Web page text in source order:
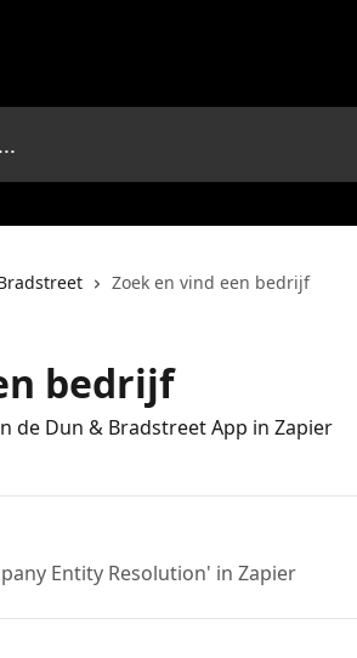
Zoek en vind een bedrijf
bedrijf
de Dun & Bradstreet App in Zapier
Entity Resolution' in Zapier